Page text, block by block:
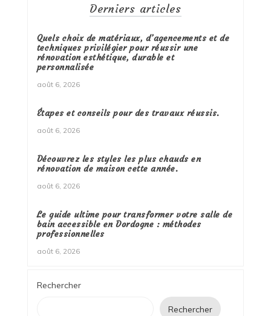
Derniers articles
Quels choix de matériaux, d’agencements et de
techniques privilégier pour réussir une
rénovation esthétique, durable et
personnalisée
août 6, 2026
Étapes et conseils pour des travaux réussis.
août 6, 2026
Découvrez les styles les plus chauds en
rénovation de maison cette année.
août 6, 2026
Le guide ultime pour transformer votre salle de
bain accessible en Dordogne : méthodes
professionnelles
août 6, 2026
Rechercher
Rechercher